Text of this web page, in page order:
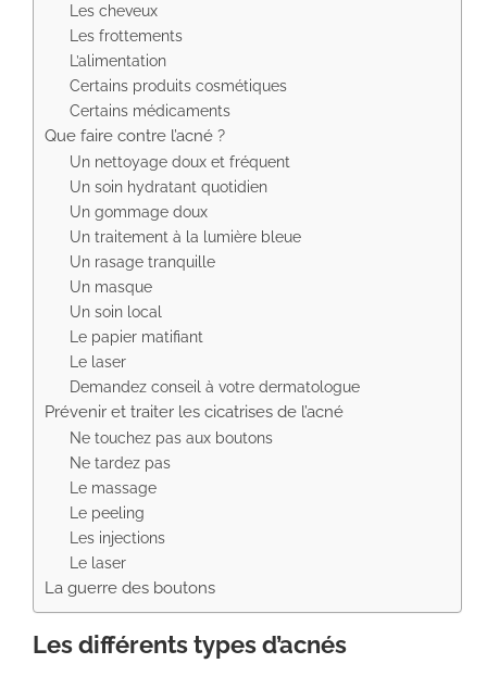
Les cheveux
Les frottements
L’alimentation
Certains produits cosmétiques
Certains médicaments
Que faire contre l’acné ?
Un nettoyage doux et fréquent
Un soin hydratant quotidien
Un gommage doux
Un traitement à la lumière bleue
Un rasage tranquille
Un masque
Un soin local
Le papier matifiant
Le laser
Demandez conseil à votre dermatologue
Prévenir et traiter les cicatrises de l’acné
Ne touchez pas aux boutons
Ne tardez pas
Le massage
Le peeling
Les injections
Le laser
La guerre des boutons
Les différents types d’acnés